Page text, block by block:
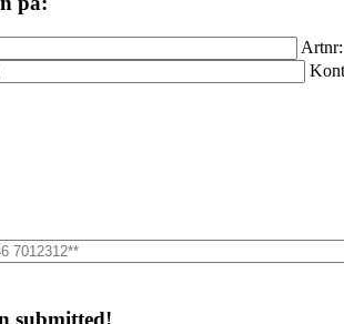
Artnr:
submitted!